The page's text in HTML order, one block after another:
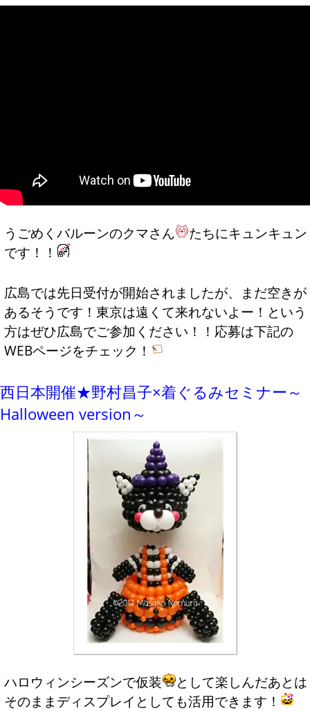
うごめくバルーンのクマさん
たちにキュンキュン
です！！
広島では先日受付が開始されましたが、まだ空きが
あるそうです！東京は遠くて来れないよー！という
方はぜひ広島でご参加ください！！応募は下記の
WEBページをチェック！
西日本開催★野村昌子×着ぐるみセミナー～
Halloween version～
ハロウィンシーズンで仮装
として楽しんだあとは
そのままディスプレイとしても活用できます！